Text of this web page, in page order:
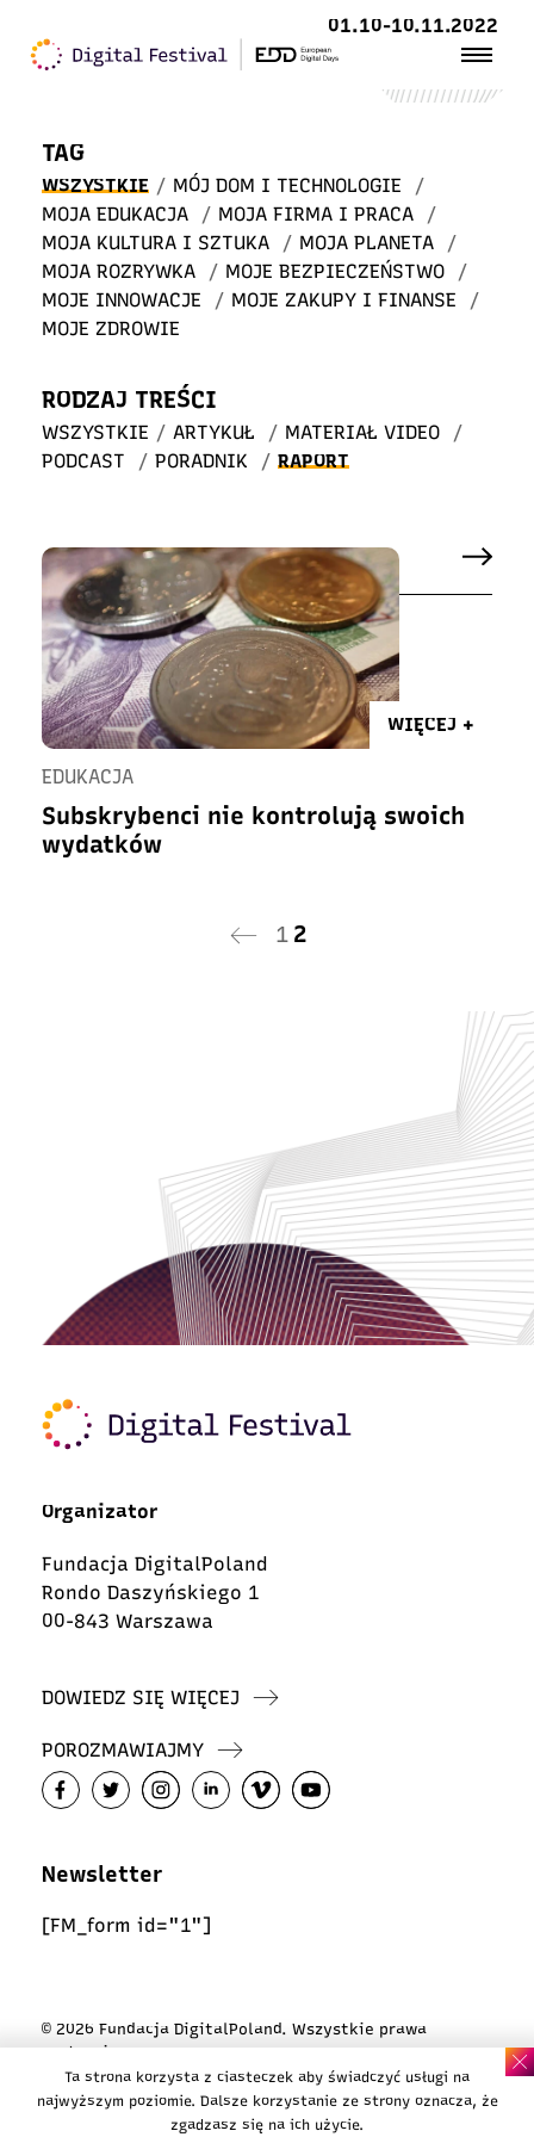
01.10-10.11.2022
w STREFIE WIEDZY
TAG
WSZYSTKIE / MÓJ DOM I TECHNOLOGIE
/
MOJA EDUKACJA
/ MOJA FIRMA I PRACA
/
MOJA KULTURA I SZTUKA
/ MOJA PLANETA
/
MOJA ROZRYWKA
/ MOJE BEZPIECZEŃSTWO
/
MOJE INNOWACJE
/ MOJE ZAKUPY I FINANSE
/
MOJE ZDROWIE
RODZAJ TREŚCI
WSZYSTKIE / ARTYKUŁ / MATERIAŁ VIDEO
/
PODCAST
/ PORADNIK / RAPORT
WIĘCEJ +
EDUKACJA
Subskrybenci nie kontrolują swoich
wydatków
1 2
Organizator
Fundacja DigitalPoland
Rondo Daszyńskiego 1
00-843 Warszawa
DOWIEDZ SIĘ WIĘCEJ
POROZMAWIAJMY
Newsletter
[FM_form id="1"]
© 2026 Fundacja DigitalPoland. Wszystkie prawa
zastrzeżone
Polityka ciasteczek
Polityka prywatności
Ta strona korzysta z ciasteczek aby świadczyć usługi na
najwyższym poziomie. Dalsze korzystanie ze strony oznacza, że
zgadzasz się na ich użycie.